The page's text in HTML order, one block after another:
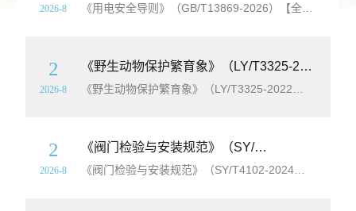
2026-8
2
2026-8
《野生动物保护繁育象》（LY/T3325-2022）【全文附高清无水印PDF+
2
2026-8
《阀门检验与安装规范》（SY/T4102-2024）【全文附高清无水印PDF+Word版下载】